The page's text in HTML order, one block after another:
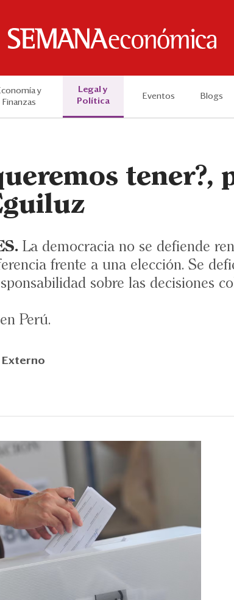
y
Finanzas
Legal y
Política
Eventos Blogs
tener?,
La democracia no se defiende
frente a una elección. Se
sobre las decisiones
Perú.